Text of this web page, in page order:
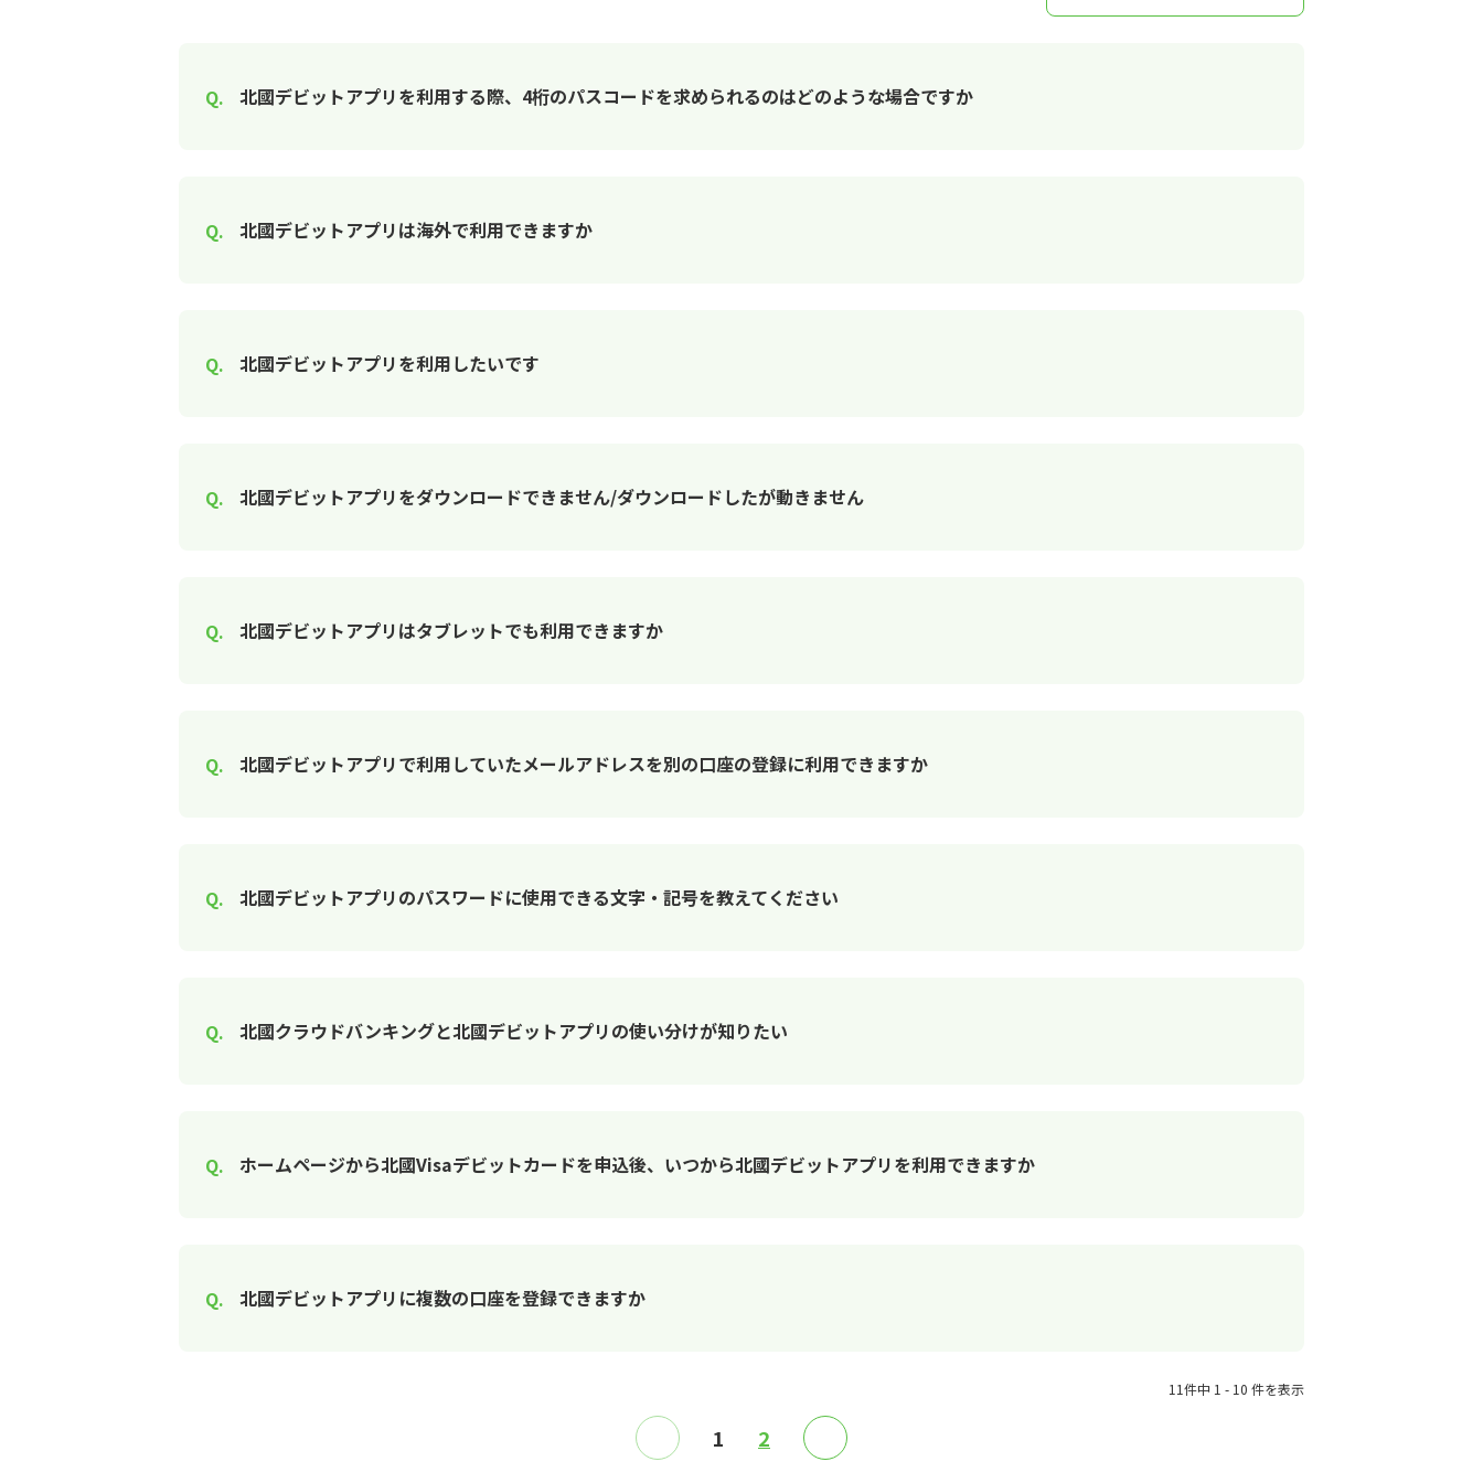
北國デビットアプリを利用する際、4桁のパスコードを求められるのはどのような場合ですか
北國デビットアプリは海外で利用できますか
北國デビットアプリを利用したいです
北國デビットアプリをダウンロードできません/ダウンロードしたが動きません
北國デビットアプリはタブレットでも利用できますか
北國デビットアプリで利用していたメールアドレスを別の口座の登録に利用できますか
北國デビットアプリのパスワードに使用できる文字・記号を教えてください
北國クラウドバンキングと北國デビットアプリの使い分けが知りたい
ホームページから北國Visaデビットカードを申込後、いつから北國デビットアプリを利用できますか
北國デビットアプリに複数の口座を登録できますか
11件中 1 - 10 件を表示
1 2